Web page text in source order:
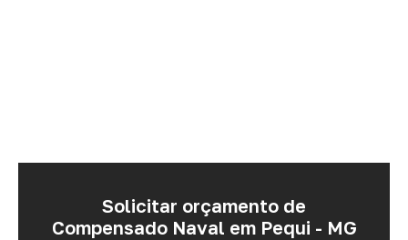
Solicitar orçamento de
Compensado Naval em Pequi - MG